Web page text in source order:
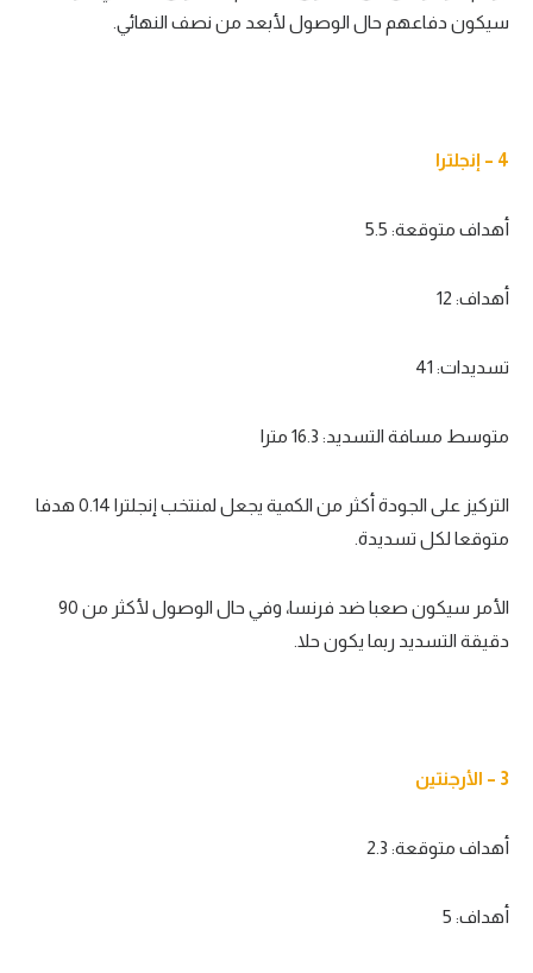
سيكون دفاعهم حال الوصول لأبعد من نصف النهائي.
4 – إنجلترا
أهداف متوقعة: 5.5
أهداف: 12
تسديدات: 41
متوسط مسافة التسديد: 16.3 مترا
التركيز على الجودة أكثر من الكمية يجعل لمنتخب إنجلترا 0.14 هدفا
متوقعا لكل تسديدة.
الأمر سيكون صعبا ضد فرنسا، وفي حال الوصول لأكثر من 90
دقيقة التسديد ربما يكون حلا.
3 – الأرجنتين
أهداف متوقعة: 2.3
أهداف: 5